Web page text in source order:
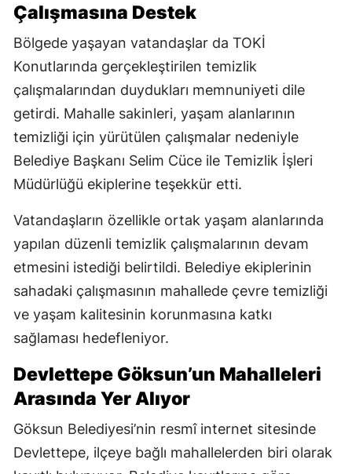
Çalışmasına Destek
Bölgede yaşayan vatandaşlar da TOKİ
Konutlarında gerçekleştirilen temizlik
çalışmalarından duydukları memnuniyeti dile
getirdi. Mahalle sakinleri, yaşam alanlarının
temizliği için yürütülen çalışmalar nedeniyle
Belediye Başkanı Selim Cüce ile Temizlik İşleri
Müdürlüğü ekiplerine teşekkür etti.
Vatandaşların özellikle ortak yaşam alanlarında
yapılan düzenli temizlik çalışmalarının devam
etmesini istediği belirtildi. Belediye ekiplerinin
sahadaki çalışmasının mahallede çevre temizliği
ve yaşam kalitesinin korunmasına katkı
sağlaması hedefleniyor.
Devlettepe Göksun’un Mahalleleri
Arasında Yer Alıyor
Göksun Belediyesi’nin resmî internet sitesinde
Devlettepe, ilçeye bağlı mahallelerden biri olarak